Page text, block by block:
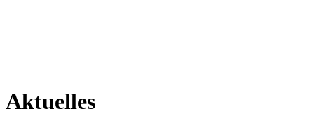
Aktuelles